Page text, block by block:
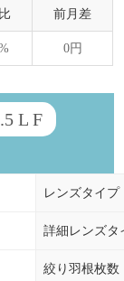
前月差
0円
L F
レンズタイプ
詳細レンズタ
絞り羽根枚数